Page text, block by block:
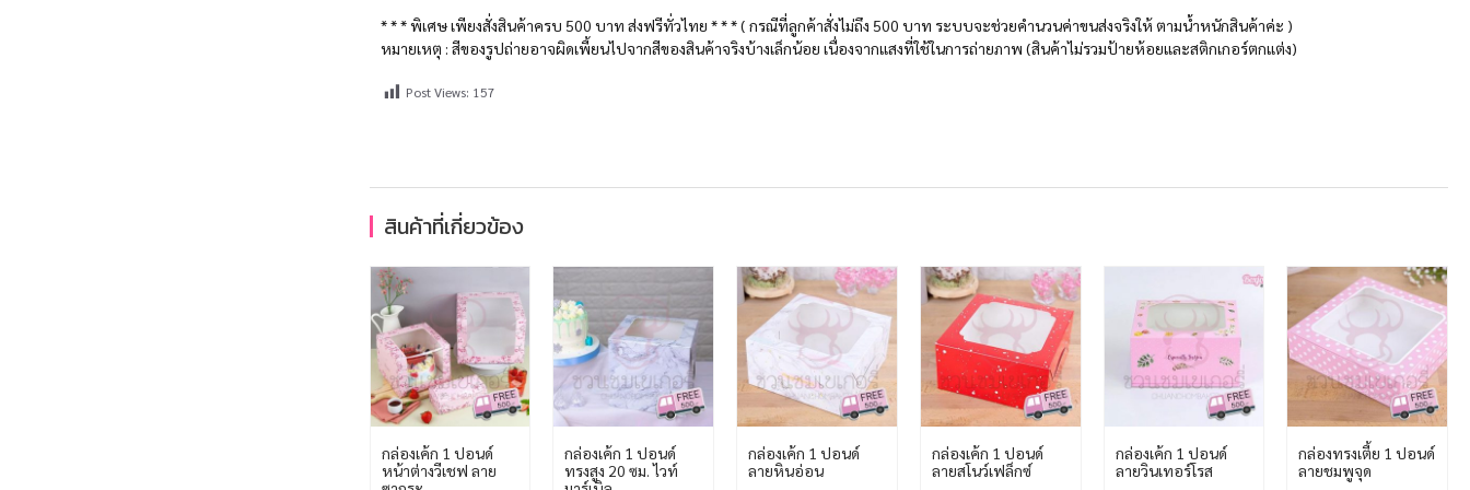
* * * พิเศษ เพียงสั่งสินค้าครบ 500 บาท ส่งฟรีทั่วไทย * * * ( กรณีที่ลูกค้าสั่งไม่ถึง 500 บาท ระบบจะช่วยคำนวนค่าขนส่งจริงให้ ตามน้ำหนักสินค้าค่ะ )
หมายเหตุ : สีของรูปถ่ายอาจผิดเพี้ยนไปจากสีของสินค้าจริงบ้างเล็กน้อย เนื่องจากแสงที่ใช้ในการถ่ายภาพ (สินค้าไม่รวมป้ายห้อยและสติกเกอร์ตกแต่ง)
Post Views: 157
สินค้าที่เกี่ยวข้อง
กล่องเค้ก 1 ปอนด์
หน้าต่างวีเชฟ ลาย
กล่องเค้ก 1 ปอนด์
ทรงสูง 20 ซม. ไวท์
กล่องเค้ก 1 ปอนด์
ลายหินอ่อน
กล่องเค้ก 1 ปอนด์
ลายสโนว์เฟล็กซ์
กล่องเค้ก 1 ปอนด์
ลายวินเทอร์โรส
กล่องทรงเตี้ย 1 ปอนด์
ลายชมพูจุด